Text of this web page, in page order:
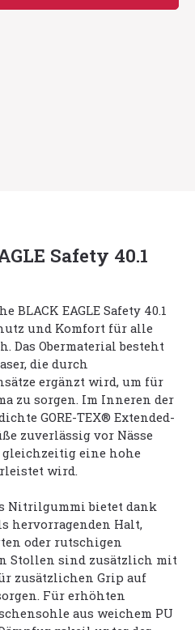
Safety 40.1
BLACK EAGLE Safety 40.1
und Komfort für alle
Das Obermaterial besteht
die durch
ergänzt wird, um für
zu sorgen. Im Inneren der
GORE-TEX® Extended-
zuverlässig vor Nässe
eine hohe
wird.
Nitrilgummi bietet dank
hervorragenden Halt,
oder rutschigen
Stollen sind zusätzlich mit
zusätzlichen Grip auf
Für erhöhten
aus weichem PU